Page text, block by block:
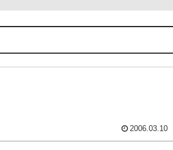
2006.03.10